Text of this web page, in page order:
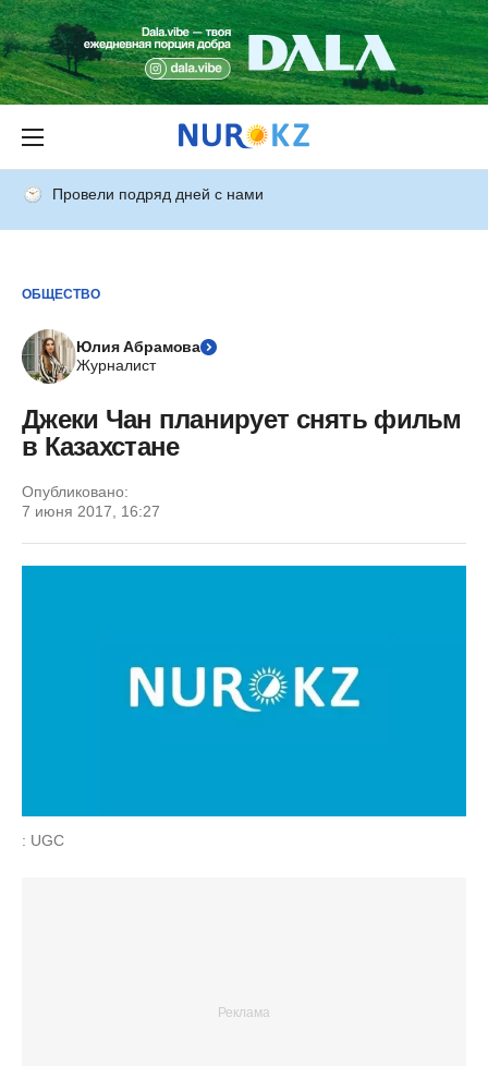
Провели подряд дней с нами
ОБЩЕСТВО
Юлия Абрамова
Журналист
Джеки Чан планирует снять фильм
в Казахстане
Опубликовано:
7 июня 2017, 16:27
: UGC